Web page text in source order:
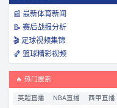
📰 最新体育新闻
📝 赛后战报分析
🎬 足球视频集锦
🏀 篮球精彩视频
🔥 热门搜索
英超直播 NBA直播 西甲直播